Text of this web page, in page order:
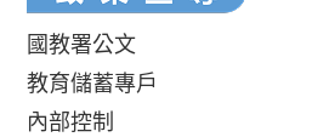
國教署公文
教育儲蓄專戶
內部控制